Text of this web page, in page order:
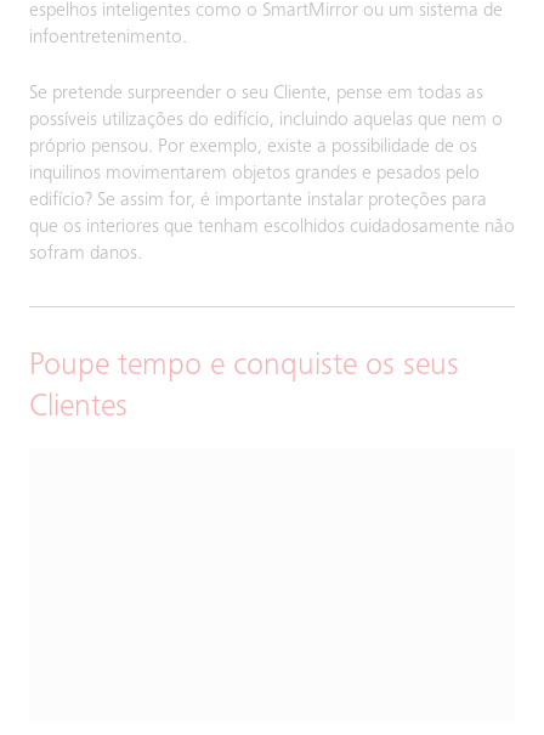
espelhos inteligentes como o SmartMirror ou um sistema de
infoentretenimento.
Se pretende surpreender o seu Cliente, pense em todas as
possíveis utilizações do edifício, incluindo aquelas que nem o
próprio pensou. Por exemplo, existe a possibilidade de os
inquilinos movimentarem objetos grandes e pesados pelo
edifício? Se assim for, é importante instalar proteções para
que os interiores que tenham escolhidos cuidadosamente não
sofram danos.
Poupe tempo e conquiste os seus
Clientes